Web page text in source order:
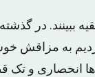
ببینند. در
به مزاقش
ها انحصاری و